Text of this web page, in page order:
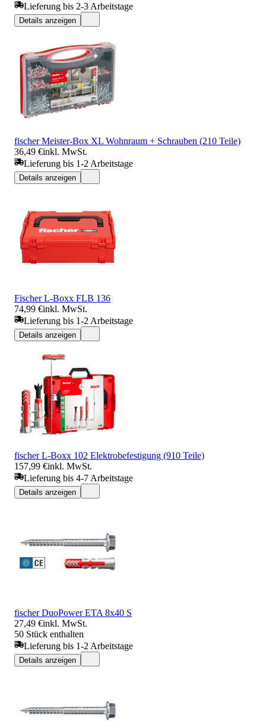
Lieferung bis 2-3 Arbeitstage
Details anzeigen
fischer Meister-Box XL Wohnraum + Schrauben (210 Teile)
36,49 €inkl. MwSt.
Lieferung bis 1-2 Arbeitstage
Details anzeigen
Fischer L-Boxx FLB 136
74,99 €inkl. MwSt.
Lieferung bis 1-2 Arbeitstage
Details anzeigen
fischer L-Boxx 102 Elektrobefestigung (910 Teile)
157,99 €inkl. MwSt.
Lieferung bis 4-7 Arbeitstage
Details anzeigen
fischer DuoPower ETA 8x40 S
27,49 €inkl. MwSt.
50 Stück enthalten
Lieferung bis 1-2 Arbeitstage
Details anzeigen